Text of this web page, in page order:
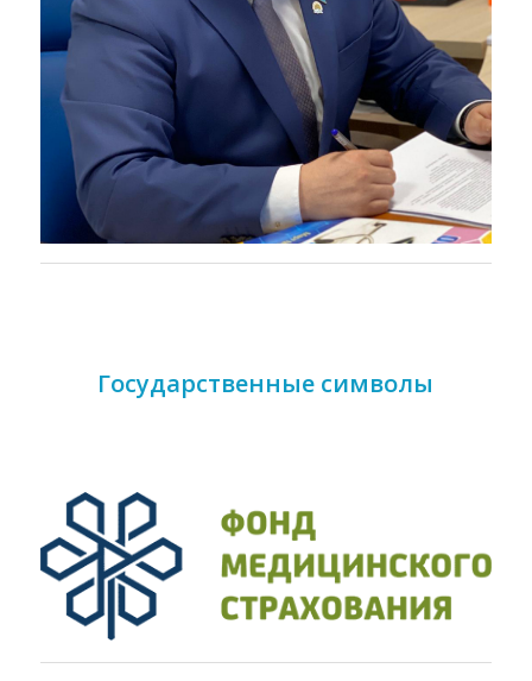
Государственные символы